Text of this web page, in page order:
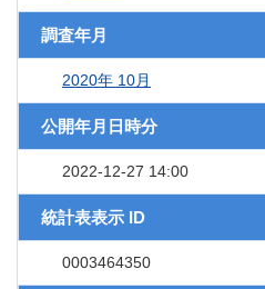
調査年月
2020年 10月
公開年月日時分
2022-12-27 14:00
統計表表示 ID
0003464350